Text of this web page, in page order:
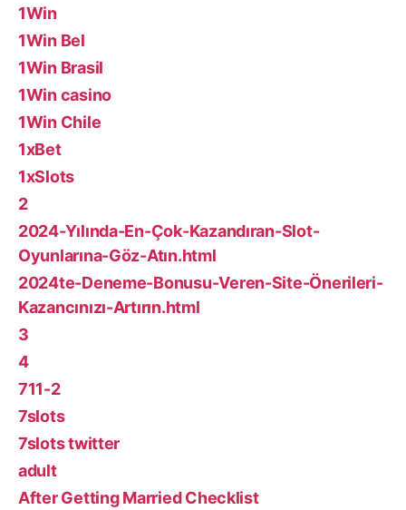
1Win
1Win Bel
1Win Brasil
1Win casino
1Win Chile
1xBet
1xSlots
2
2024-Yılında-En-Çok-Kazandıran-Slot-
Oyunlarına-Göz-Atın.html
2024te-Deneme-Bonusu-Veren-Site-Önerileri-
Kazancınızı-Artırın.html
3
4
711-2
7slots
7slots twitter
adult
After Getting Married Checklist